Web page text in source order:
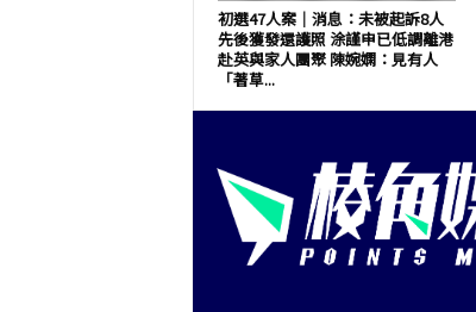
初選47人案｜消息：未被起訴8人
先後獲發還護照 涂謹申已低調離港
赴英與家人團聚 陳婉嫻：見有人
「著草...